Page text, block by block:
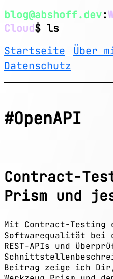
blog@abshoff.dev:
Cloud$ ls
Startseite
Über
Datenschutz
#OpenAPI
Contract-
Prism und
Mit Contract-Testing
Softwarequalität bei
REST-APIs und
Beitrag zeige ich